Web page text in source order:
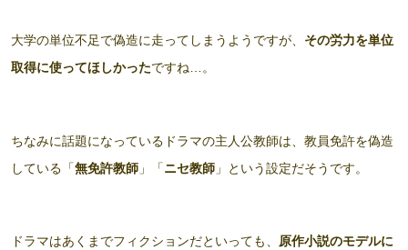
大学の単位不足で偽造に走ってしまうようですが、 その労力を単位
取得に使ってほしかったですね…。
ちなみに話題になっているドラマの主人公教師は、教員免許を偽造
している「無免許教師 」「ニセ教師 」という設定だそうです。
ドラマはあくまでフィクションだといっても、 原作小説のモデルに